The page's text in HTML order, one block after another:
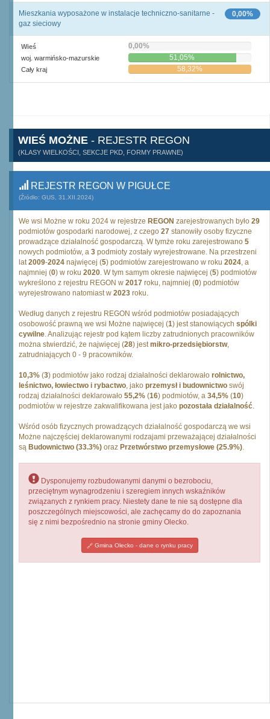
0,00%
Mieszkania wyposażone w instalacje techniczno-sanitarne -
gaz sieciowy
Wieś 0,00%
woj. warmińsko-mazurskie 51,05%
Cały kraj 58,32%
WIEŚ MOŻNE - REJESTR REGON
(KLASY WIELKOŚCI, SEKCJE PKD, FORMY PRAWNE)
REJESTR REGON W PIGUŁCE
(Źródło: GUS, 31.XII.2024)
We wsi Możne w roku 2024 w rejestrze REGON zarejestrowanych było 29
podmiotów gospodarki narodowej, z czego 27 stanowiły osoby fizyczne
prowadzące działalność gospodarczą. W tymże roku zarejestrowano 5
nowych podmiotów, a 3 podmioty zostały wyrejestrowane. Na przestrzeni
lat2009-2024 najwięcej (5) podmiotów zarejestrowano w roku 2024, a
najmniej (0) w roku 2020. W tym samym okresie najwięcej (5) podmiotów
wykreślono z rejestru REGON w 2017 roku, najmniej (0) podmiotów
wyrejestrowano natomiast w 2023 roku.
Według danych z rejestru REGON wśród podmiotów posiadających
osobowość prawną we wsi Możne najwięcej (1) jest stanowiących spólki
cywilne. Analizując rejestr pod kątem liczby zatrudnionych pracowników
można stwierdzić, że najwięcej (28) jestmikro-przedsiębiorstw,
zatrudniających 0 - 9 pracowników.
10,3% (3) podmiotów jako rodzaj działalności deklarowało rolnictwo,
leśnictwo, łowiectwo i rybactwo, jako przemysł i budownictwo swój
rodzaj działalności deklarowało 55,2% (16) podmiotów, a 34,5% (10)
podmiotów w rejestrze zakwalifikowana jest jako pozostała działalność.
Wśród osób fizycznych prowadzących działalność gospodarczą we wsi
Możne najczęściej deklarowanymi rodzajami przeważającej działalności
są Budownictwo (33.3%) oraz Przetwórstwo przemysłowe (25.9%).
Dysponujemy rozbudowanymi danymi o bezrobociu,
przeciętnym wynagrodzeniu i szeregiem innych wskaźników
związanych z rynkiem pracy. Niestety dane te nie są dostępne dla
poszczególnych miejscowości, ale zachęcamy do do zapoznania
się z nimi bezpośrednio na stronie gminy Olecko.
Gmina Olecko - dane o rynku pracy